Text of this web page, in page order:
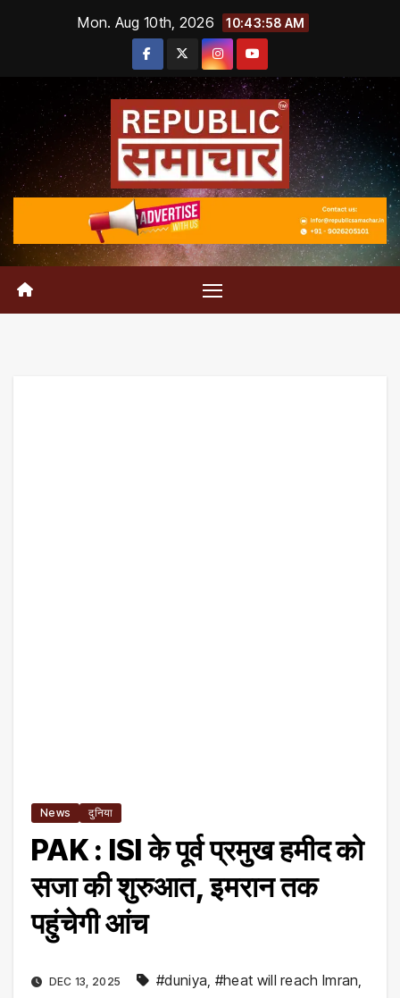
Mon. Aug 10th, 2026 10:43:59 AM
News दुनिया
PAK : ISI के पूर्व प्रमुख हमीद को
सजा की शुरुआत, इमरान तक
पहुंचेगी आंच
DEC 13, 2025 #duniya #heat will reach Imran